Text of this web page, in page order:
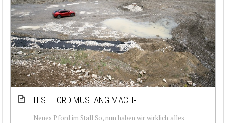
TEST FORD MUSTANG MACH-E
Neues Pford im Stall So, nun haben wir wirklich alles